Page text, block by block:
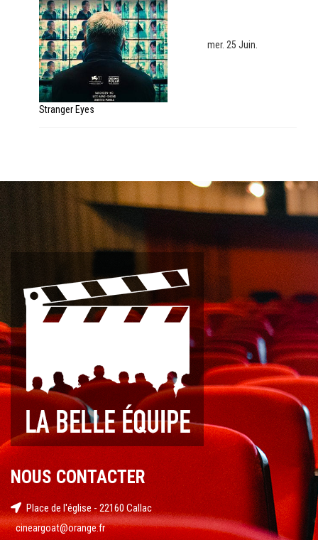
Stranger Eyes
mer. 25 Juin.
NOUS CONTACTER
Place de l'église - 22160 Callac
cineargoat@orange.fr